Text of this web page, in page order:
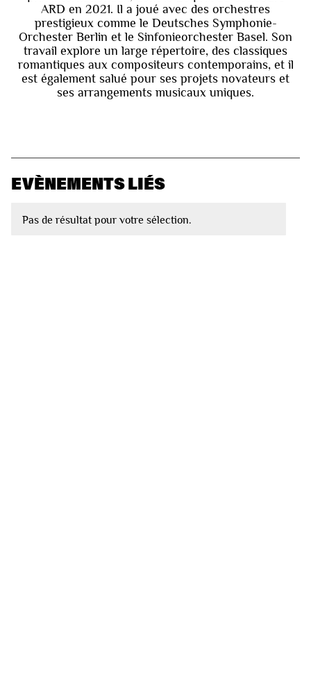
ARD en 2021. Il a joué avec des orchestres
prestigieux comme le Deutsches Symphonie-
Orchester Berlin et le Sinfonieorchester Basel. Son
travail explore un large répertoire, des classiques
romantiques aux compositeurs contemporains, et il
est également salué pour ses projets novateurs et
ses arrangements musicaux uniques.
EVÈNEMENTS LIÉS
Pas de résultat pour votre sélection.